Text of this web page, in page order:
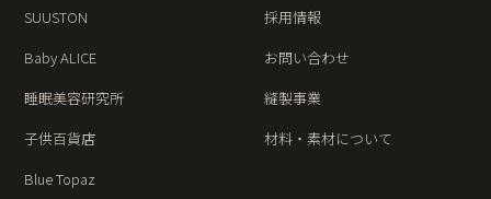
SUUSTON
Baby ALICE
睡眠美容研究所
子供百貨店
Blue Topaz
採用情報
お問い合わせ
縫製事業
材料・素材について